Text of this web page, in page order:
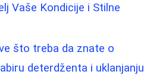
Vaše Kondicije i Stilne
što treba da znate o
deterdženta i uklanjanju